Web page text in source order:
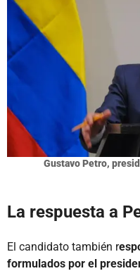
Gustavo Petro,
La respuesta a
El candidato también r
formulados por el